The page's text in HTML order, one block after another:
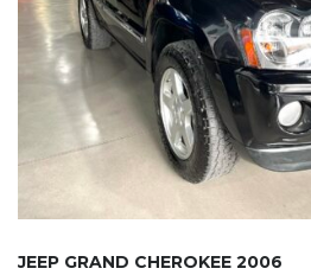
JEEP GRAND CHEROKEE 2006